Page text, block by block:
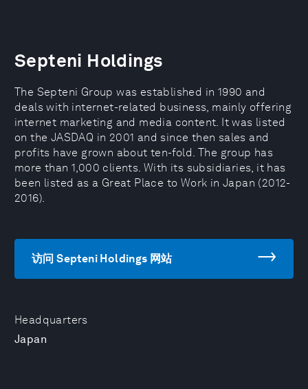
Headquarters
Japan
Septeni Holdings
The Septeni Group was established in 1990 and
deals with internet-related business, mainly offering
internet marketing and media content. It was listed
on the JASDAQ in 2001 and since then sales and
profits have grown about ten-fold. The group has
more than 1,000 clients. With its subsidiaries, it has
been listed as a Great Place to Work in Japan (2012-
2016).
访问 Septeni Holdings 网站